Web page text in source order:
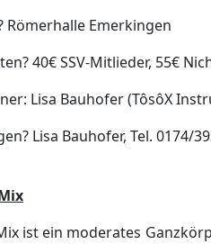
Römerhalle Emerkingen
40€ SSV-Mitlieder, 55€
Lisa Bauhofer (TôsôX
Lisa Bauhofer, Tel. 0174/
ist ein moderates